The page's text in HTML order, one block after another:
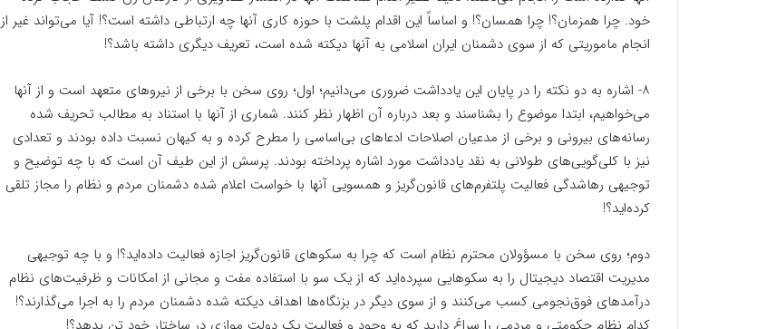
خود. چرا همزمان؟! چرا همسان؟! و اساساً این اقدام پلشت با حوزه کاری آنها چه ارتباطی داشته است؟! آیا می‌تواند غیر از
انجام ماموریتی که از سوی دشمنان ایران اسلامی به آنها دیکته شده است، تعریف دیگری داشته باشد؟!
۸- ‌اشاره به دو نکته را در پایان این یادداشت ضروری می‌دانیم؛ اول؛ روی سخن با برخی از نیروهای متعهد است و از آنها
می‌خواهیم، ابتدا موضوع را بشناسند و بعد درباره آن اظهار نظر کنند. شماری از آنها با استناد به مطالب تحریف شده
رسانه‌های بیرونی و برخی از مدعیان اصلاحات ادعا‌های بی‌اساسی را مطرح کرده و به کیهان نسبت داده بودند و تعدادی
نیز با کلی‌گویی‌های طولانی به نقد یادداشت مورد ‌اشاره پرداخته بودند. پرسش از این طیف آن است که با چه توضیح و
توجیهی رها‌شدگی فعالیت پلتفرم‌های قانون‌گریز و همسویی آنها با خواست اعلام شده دشمنان مردم و نظام را مجاز تلقی
کرده‌اید؟!
دوم؛ روی سخن با مسؤولان محترم نظام است که چرا به سکوهای قانون‌گریز اجازه فعالیت داده‌اید؟! و با چه توجیهی
مدیریت اقتصاد دیجیتال را به سکوهایی سپرده‌اید که از یک سو با استفاده مفت و مجانی از امکانات و ظرفیت‌های نظام
درآمدهای فوق‌نجومی کسب می‌کنند و از سوی دیگر در بزنگاه‌ها اهداف دیکته شده دشمنان مردم را به اجرا می‌گذارند؟!